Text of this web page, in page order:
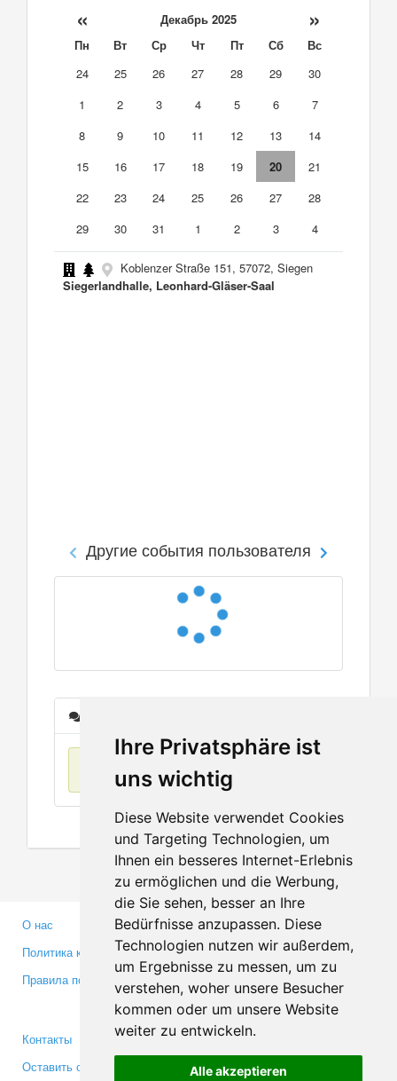
Ihre Privatsphäre ist
uns wichtig
Diese Website verwendet Cookies
und Targeting Technologien, um
Ihnen ein besseres Internet-Erlebnis
zu ermöglichen und die Werbung,
die Sie sehen, besser an Ihre
Bedürfnisse anzupassen. Diese
Technologien nutzen wir außerdem,
um Ergebnisse zu messen, um zu
verstehen, woher unsere Besucher
kommen oder um unsere Website
weiter zu entwickeln.
Alle akzeptieren
« Декабрь 2025 »
Пн Вт Ср Чт Пт Сб
Вс
24
25 26 27 28 29
30
1
2 3 4 5 6
7
8
9 10 11 12 13
14
15
16 17 18 19 20
21
22
23 24 25 26 27
28
29
30 31 1 2 3 4
Koblenzer Straße 151, 57072, Siegen
Siegerlandhalle, Leonhard-Gläser-Saal
Другие события пользователя
О нас
Политика конфиденциальности
Правила пользования
Партнерам
Инвесторам
Медиа
Контакты
Оставить отзыв
Facebook
Twitter